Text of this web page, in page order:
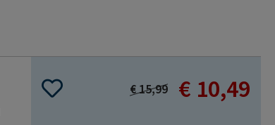
Special
€ 10,49
€ 15,99